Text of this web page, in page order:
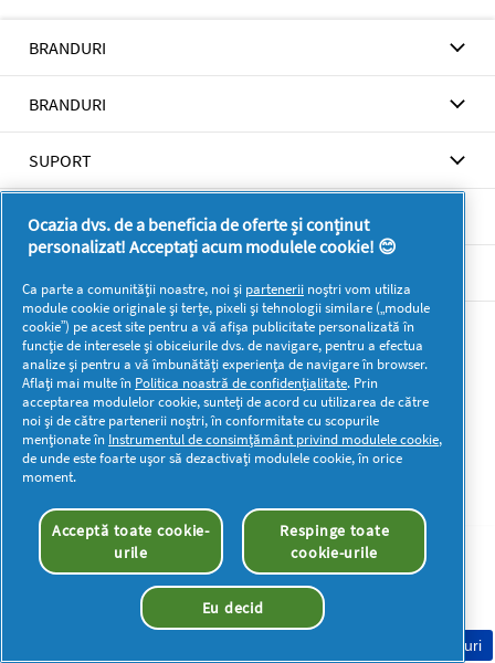
BRANDURI
BRANDURI
SUPORT
SECŢIUNI
Mai multă inspirație
Drepturi de autor © 2026 P&G. Toate drepturile rezervate
Consimțământ Cookie-uri
Ocazia dvs. de a beneficia de oferte și conținut
personalizat! Acceptați acum modulele cookie! 😊
Ca parte a comunității noastre, noi și partenerii noștri vom utiliza
module cookie originale și terțe, pixeli și tehnologii similare („module
cookie”) pe acest site pentru a vă afișa publicitate personalizată în
funcție de interesele și obiceiurile dvs. de navigare, pentru a efectua
analize și pentru a vă îmbunătăți experiența de navigare în browser.
Aflați mai multe în Politica noastră de confidențialitate. Prin
acceptarea modulelor cookie, sunteți de acord cu utilizarea de către
noi și de către partenerii noștri, în conformitate cu scopurile
menționate în Instrumentul de consimțământ privind modulele cookie,
de unde este foarte ușor să dezactivați modulele cookie, în orice
moment.
Acceptă toate cookie-
urile
Respinge toate
cookie-urile
Eu decid